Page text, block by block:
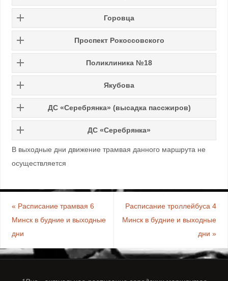
Горовца
Проспект Рокоссовского
Поликлиника №18
Якубова
ДС «Серебрянка» (высадка пассжиров)
ДС «Серебрянка»
В выходные дни движение трамвая данного маршрута не
осуществляется
« Расписание трамвая 6
Минск в будние и выходные
дни
Расписание троллейбуса 4
Минск в будние и выходные
дни»